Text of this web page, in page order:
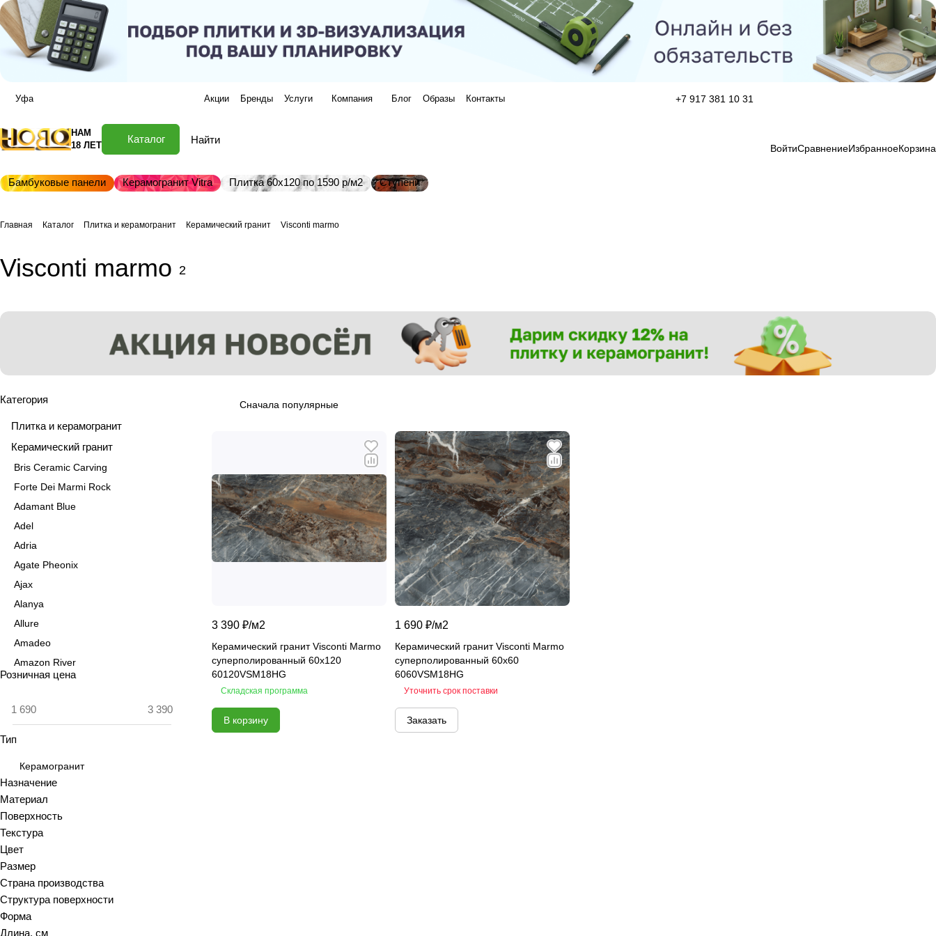
Уфа Акции Бренды Услуги Компания Блог Образы Контакты +7 917 381 10 31
НАМ
18 ЛЕТ
Каталог
ВойтиСравнениеИзбранноеКорзина
Бамбуковые панели Керамогранит Vitra Плитка 60х120 по 1590 р/м2 Ступени
Главная Каталог Плитка и керамогранит Керамический гранит Visconti marmo
Visconti marmo 2
Сначала популярные
3 390 ₽/м2
Керамический гранит Visconti Marmo
суперполированный 60х120
60120VSM18HG
Складская программа
В корзину
1 690 ₽/м2
Керамический гранит Visconti Marmo
суперполированный 60х60
6060VSM18HG
Уточнить срок поставки
Заказать
Категория
Плитка и керамогранит
Керамический гранит
Bris Ceramic Carving
Forte Dei Marmi Rock
Adamant Blue
Adel
Adria
Agate Pheonix
Ajax
Alanya
Allure
Amadeo
Amazon River
Amber Agate
Antiquewood
Ardesia
Arena
Argentina
Armani marble
Art
Arts
Ascot
Розничная цена
Тип
Керамогранит
Назначение
Материал
Поверхность
Текстура
Цвет
Размер
Страна производства
Структура поверхности
Форма
Длина, см